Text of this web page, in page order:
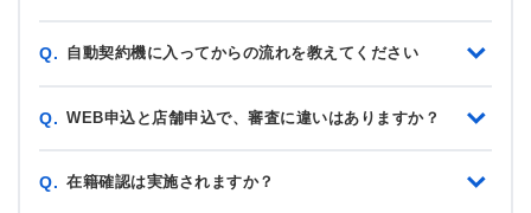
Q. 自動契約機に入ってからの流れを教えてください
Q. WEB申込と店舗申込で、審査に違いはありますか？
Q. 在籍確認は実施されますか？